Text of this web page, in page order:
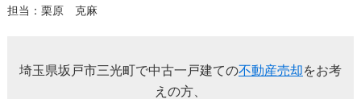
担当：栗原 克麻
埼玉県坂戸市三光町で中古一戸建ての不動産売却をお考
えの方、